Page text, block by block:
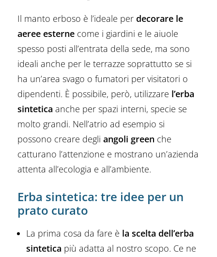
Il manto erboso è l’ideale per decorare le
aeree esterne come i giardini e le aiuole
spesso posti all’entrata della sede, ma sono
ideali anche per le terrazze soprattutto se si
ha un’area svago o fumatori per visitatori o
dipendenti. È possibile, però, utilizzare l’erba
sintetica anche per spazi interni, specie se
molto grandi. Nell’atrio ad esempio si
possono creare degli angoli green che
catturano l’attenzione e mostrano un’azienda
attenta all’ecologia e all’ambiente.
Erba sintetica: tre idee per un
prato curato
La prima cosa da fare è la scelta dell’erba
sintetica più adatta al nostro scopo. Ce ne